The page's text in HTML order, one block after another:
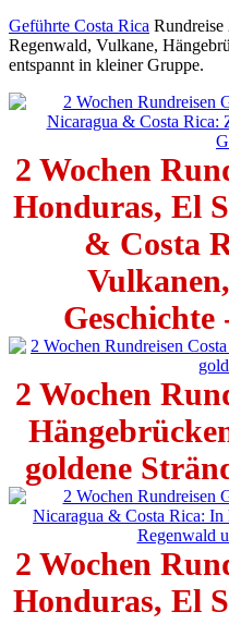
Geführte Costa Rica
Regenwald, Vulkane,
entspannt in kleiner Gruppe.
2 Wochen
Honduras, El
& Costa
2 Wochen
goldene
2 Wochen
Honduras, El